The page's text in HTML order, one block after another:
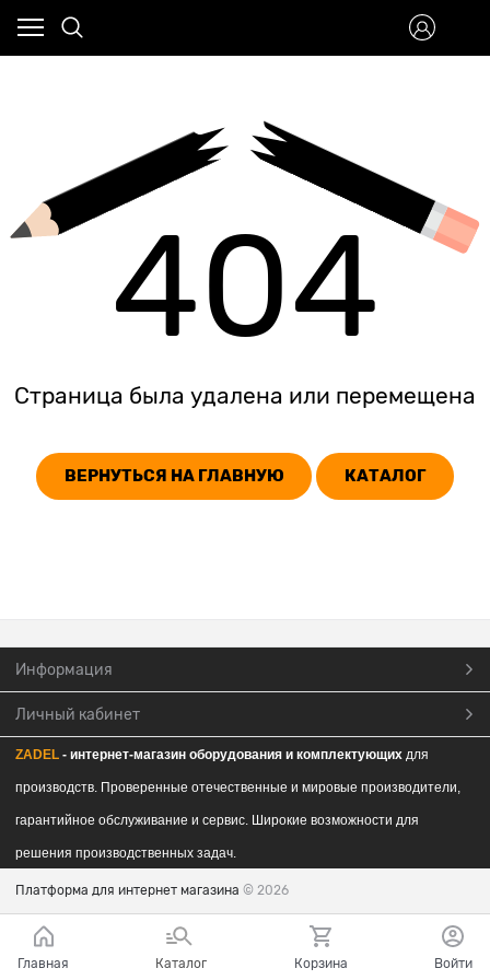
404
Страница была удалена или перемещена
ВЕРНУТЬСЯ НА ГЛАВНУЮ КАТАЛОГ
Информация
Личный кабинет
ZADEL - интернет-магазин оборудования и комплектующих для
производств. Проверенные отечественные и мировые производители,
гарантийное обслуживание и сервис. Широкие возможности для
решения производственных задач.
Платформа для интернет магазина © 2026
Главная Каталог Корзина Войти